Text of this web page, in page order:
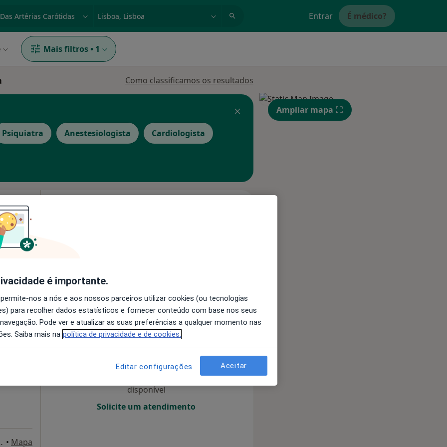
doença ou nome Entrar É médico?
Mais filtros • 1
Como classificamos os resultados
Psiquiatra Anestesiologista Cardiologista
Solicite um atendimento
39D, Odivelas • Mapa
Hoje Amanhã Sáb,
O agendamento online não está
disponível
Solicite um atendimento
Ampliar mapa
é importante.
nos a nós e aos nossos parceiros utilizar cookies (ou tecnologias
para recolher dados estatísticos e fornecer conteúdo com base nos seus
Pode ver e atualizar as suas preferências a qualquer momento nas
Saiba mais na política de privacidade e de cookies.
Editar configurações Aceitar